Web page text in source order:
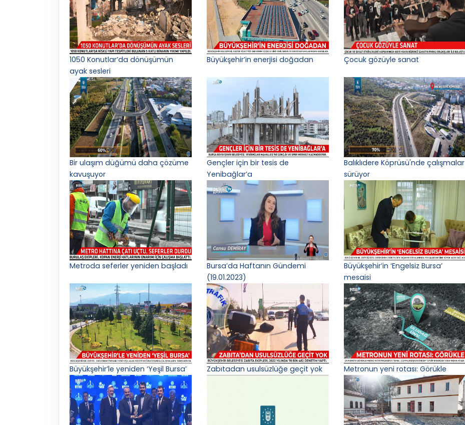
1050 Konutlar’da dönüşümün
ayak sesleri
Büyükşehir’in enerjisi doğadan Çocuk gözüyle sanat
Bir ulaşım düğümü daha çözüme
kavuşuyor
Gençler için bir tesis de
Yenibağlar’a
Balıklıdere Köprüsü'nde çalışmalar
sürüyor
Metroda seferler yeniden başladı
Bursa’da Haftanın Gündemi
(19.01.2023)
Büyükşehir’in ‘Engelsiz Bursa’
mesaisi
Büyükşehir’le yeniden ‘Yeşil Bursa’ Zabıtadan usulsüzlüğe geçit yok Metronun yeni rotası: Görükle